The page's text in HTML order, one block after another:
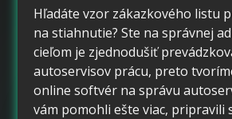
Hľadáte vzor zákazkového listu
na stiahnutie? Ste na správnej
cieľom je zjednodušiť
autoservisov prácu, preto
online softvér na správu
vám pomohli ešte viac, pripravili